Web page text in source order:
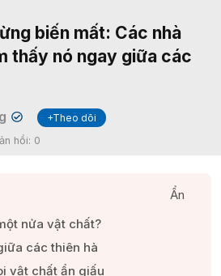
biến mất: Các nhà
thấy nó ngay giữa các
✔
+Theo dõi
hồi: 0
Ẩn
nửa vật chất?​
các thiên hà​
vật chất ẩn giấu​